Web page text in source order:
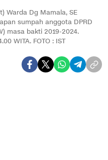
Warda Dg Mamala, SE
sumpah anggota DPRD
masa bakti 2019-2024.
WITA. FOTO : IST